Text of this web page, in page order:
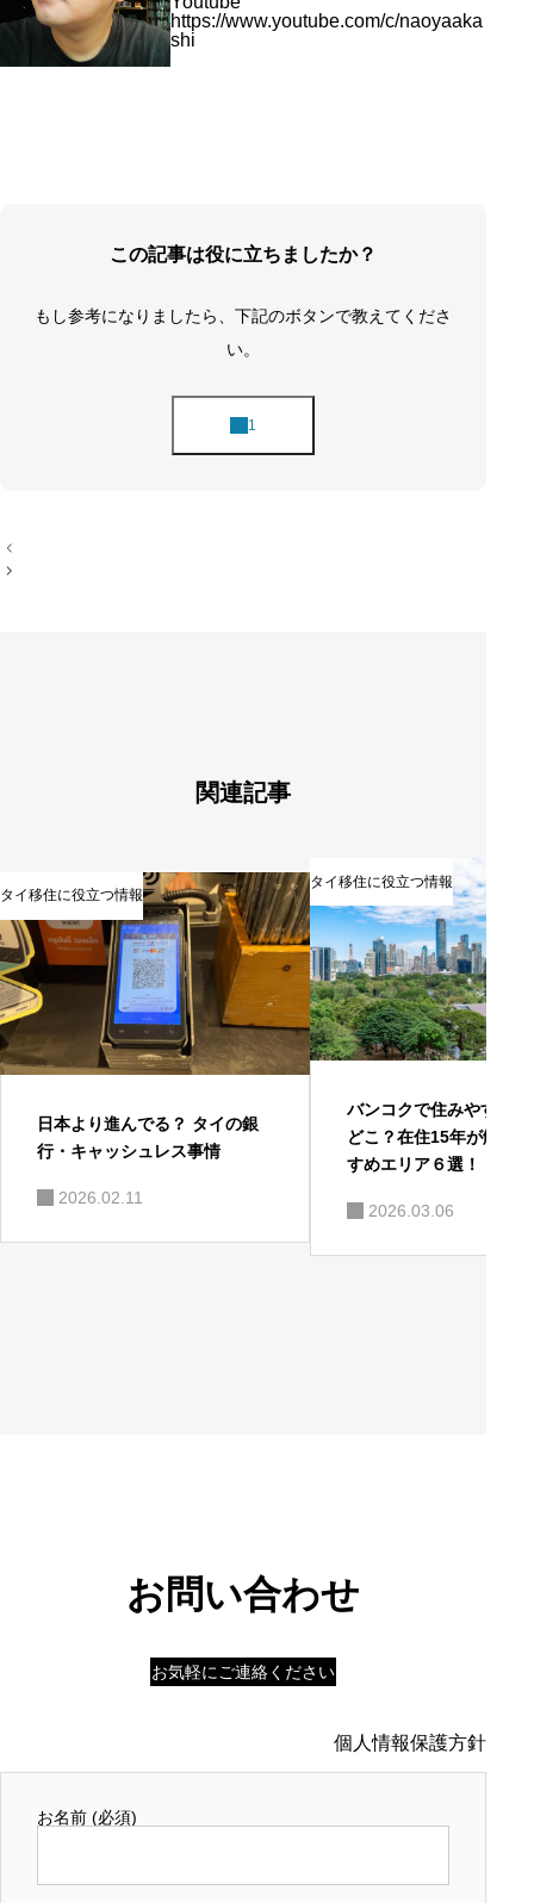
https://www.youtube.com/c/naoyaaka
shi
この記事は役に立ちましたか？
もし参考になりましたら、下記のボタンで教えてくださ
い。
投
稿
関連記事
タイ移住に役立つ情報
日本より進んでる？ タイの銀
行・キャッシュレス事情
2026.02.11
タイ移住に役立つ情報
バンコクで住みやすい
どこ？在住15年が解説
すめエリア６選！
2026.03.06
お問い合わせ
お気軽にご連絡ください
個人情報保護方針
お名前 (必須)